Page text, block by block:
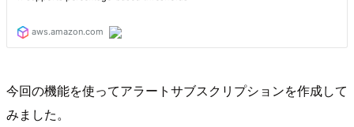
今回の機能を使ってアラートサブスクリプションを作成して
みました。